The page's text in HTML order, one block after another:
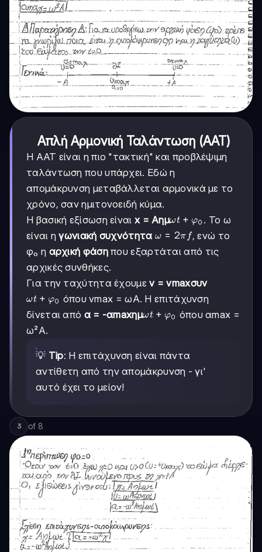
Απλή Αρμονική Ταλάντωση (AAT)
Η AAT είναι η πιο "τακτική" και προβλέψιμη
ταλάντωση που υπάρχει. Εδώ η
απομάκρυνση μεταβάλλεται αρμονικά με το
χρόνο, σαν ημιτονοειδή κύμα.
Η βασική εξίσωση είναι x = Αημωt
+
ωt + φ0 . Το ω
είναι ηγωνιακή συχνότητα ω
=
2πf
ω = 2π f, ενώ το
φ₀ η αρχική φάσηπου εξαρτάται από τις
αρχικές συνθήκες.
Για την ταχύτητα έχουμεv = vmaxσυν
ωt
+
φ₀
ωt + φ0 όπου vmax = ωΑ. Η επιτάχυνση
δίνεται από α = -αmaxημωt
ωt + φ0 όπου αmax =
ω²Α.
💡 Tip: Η επιτάχυνση είναι πάντα
αντίθετη από την απομάκρυνση - γι'
αυτό έχει το μείον!
3 of 8